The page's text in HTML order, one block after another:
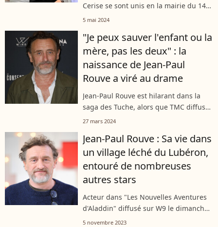
Cerise se sont unis en la mairie du 14e
arrondissement de Paris, en présence
Hugues Aufray faisait figure d'invité...
5 mai 2024
"Je peux sauver l'enfant ou la
mère, pas les deux" : la
naissance de Jean-Paul
Rouve a viré au drame
Jean-Paul Rouve est hilarant dans la
saga des Tuche, alors que TMC diffuse
ce soir le quatrième volet. Nos
en 2020. Un entretien dans lequel
l'acteur...
27 mars 2024
Jean-Paul Rouve : Sa vie dans
un village léché du Lubéron,
entouré de nombreuses
autres stars
Acteur dans "Les Nouvelles Aventures
d'Aladdin" diffusé sur W9 le dimanche
5 novembre 2023, Jean-Paul Rouve a
5 novembre 2023